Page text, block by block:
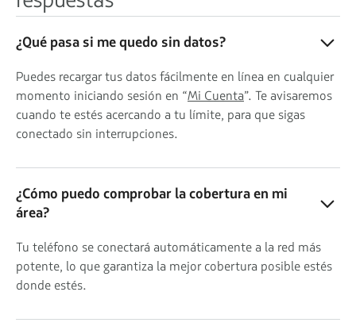
¿Qué pasa si me quedo sin datos?
Puedes recargar tus datos fácilmente en línea en cualquier
momento iniciando sesión en “Mi Cuenta”. Te avisaremos
cuando te estés acercando a tu límite, para que sigas
conectado sin interrupciones.
¿Cómo puedo comprobar la cobertura en mi
área?
Tu teléfono se conectará automáticamente a la red más
potente, lo que garantiza la mejor cobertura posible estés
donde estés.